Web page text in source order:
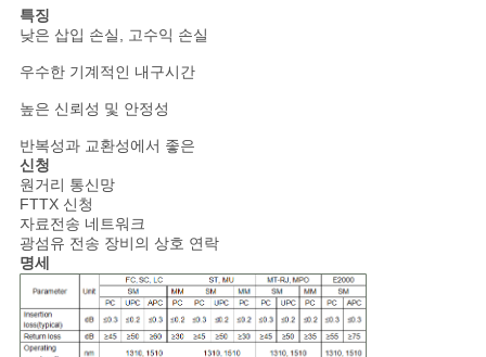
사
이
트
맵
PRIVACY
POLICY
특징
낮은 삽입 손실, 고수익 손실
우수한 기계적인 내구시간
높은 신뢰성 및 안정성
반복성과 교환성에서 좋은
신청
원거리 통신망
FTTX 신청
자료전송 네트워크
광섬유 전송 장비의 상호 연락
명세